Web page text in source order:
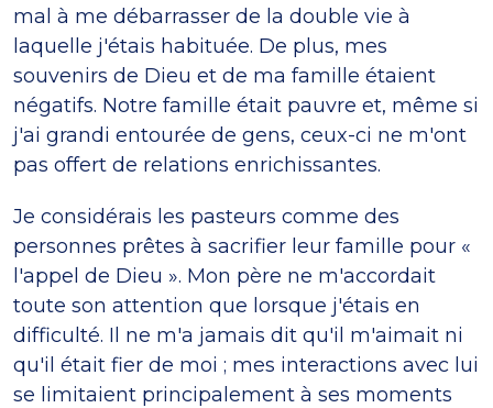
mal à me débarrasser de la double vie à
laquelle j'étais habituée. De plus, mes
souvenirs de Dieu et de ma famille étaient
négatifs. Notre famille était pauvre et, même si
j'ai grandi entourée de gens, ceux-ci ne m'ont
pas offert de relations enrichissantes.
Je considérais les pasteurs comme des
personnes prêtes à sacrifier leur famille pour «
l'appel de Dieu ». Mon père ne m'accordait
toute son attention que lorsque j'étais en
difficulté. Il ne m'a jamais dit qu'il m'aimait ni
qu'il était fier de moi ; mes interactions avec lui
se limitaient principalement à ses moments